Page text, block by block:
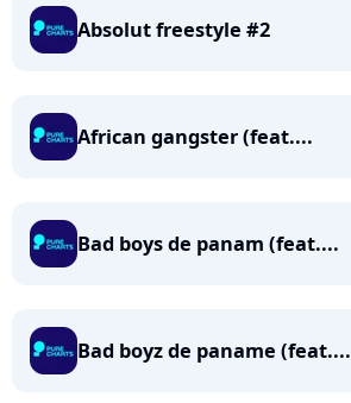
Absolut freestyle #2
African gangster (feat....
Bad boys de panam (feat....
Bad boyz de paname (feat....